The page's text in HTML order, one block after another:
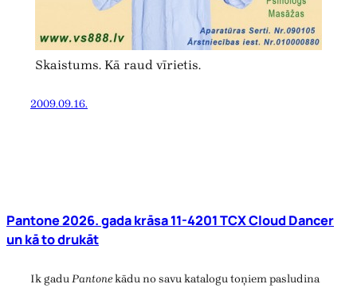
Skaistums. Kā raud vīrietis.
2009.09.16.
Pantone 2026. gada krāsa 11-4201 TCX Cloud Dancer
un kā to drukāt
Ik gaduPantonekādu no savu katalogu toņiem pasludina